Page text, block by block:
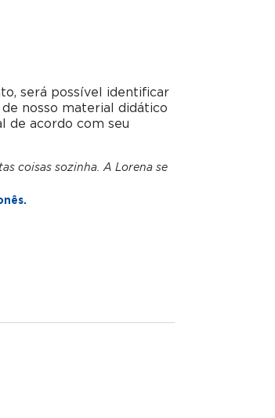
será possível identificar
nosso material didático
de acordo com seu
coisas sozinha. A Lorena se